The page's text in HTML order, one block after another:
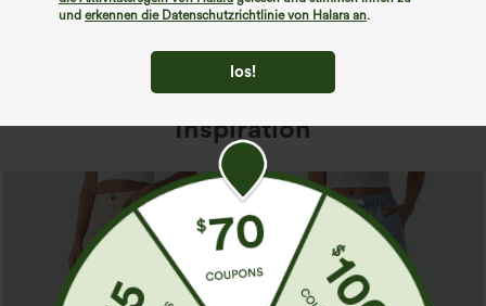
und erkennen die Datenschutzrichtlinie von Halara an.
los!
Inspiration